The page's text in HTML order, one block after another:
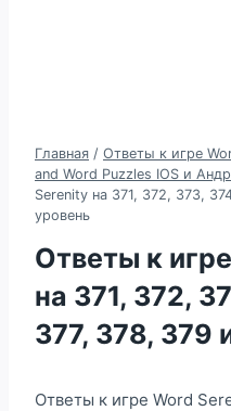
Главная / Ответы к игре
and Word Puzzles IOS и
Serenity на 371, 372, 373,
уровень
Ответы к
на 371, 372,
377, 378, 379
Ответы к игре Word